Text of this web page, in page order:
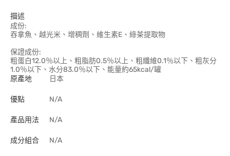
描述
成份:
吞拿魚、越光米、增稠劑、維生素E、綠茶提取物
保證成份:
粗蛋白12.0％以上、粗脂肪0.5％以上、粗纖維0.1％以下、粗灰分
1.0％以下、水分83.0％以下、能量約65kcal/罐
原產地
日本
優點 N/A
產品用法 N/A
成分組合 N/A